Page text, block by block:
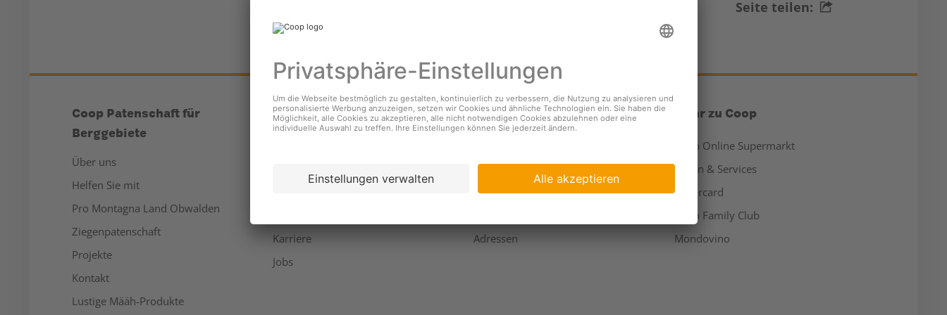
Seite teilen:
Coop Patenschaft für
Berggebiete
Über uns
Helfen Sie mit
Pro Montagna Land Obwalden
Ziegenpatenschaft
Projekte
Kontakt
Lustige Määh-Produkte
Unternehmen
Karriere
Jobs
Services
Coopzeitung
Kundendienst
Adressen
Mehr zu Coop
Coop Online Supermarkt
Läden & Services
Supercard
Hello Family Club
Mondovino